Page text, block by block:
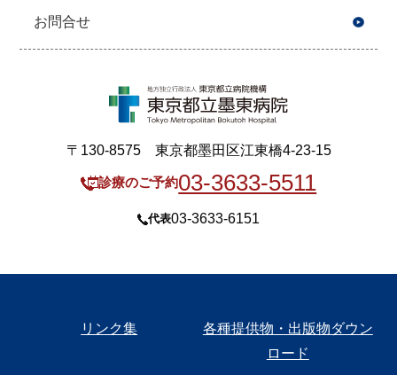
お問合せ
〒130-8575 東京都墨田区江東橋4-23-15
診療のご予約03-3633-5511
代表03-3633-6151
リンク集
各種提供物・出版物ダウン
ロード